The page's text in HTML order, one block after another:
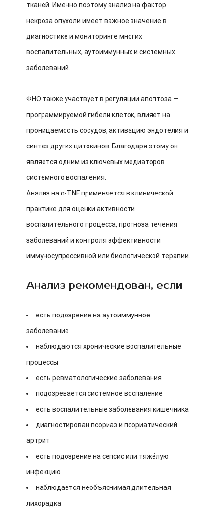
тканей. Именно поэтому анализ на фактор
некроза опухоли имеет важное значение в
диагностике и мониторинге многих
воспалительных, аутоиммунных и системных
заболеваний.
ФНО также участвует в регуляции апоптоза —
программируемой гибели клеток, влияет на
проницаемость сосудов, активацию эндотелия и
синтез других цитокинов. Благодаря этому он
является одним из ключевых медиаторов
системного воспаления.
Анализ на α-TNF применяется в клинической
практике для оценки активности
воспалительного процесса, прогноза течения
заболеваний и контроля эффективности
иммуносупрессивной или биологической терапии.
Анализ рекомендован, если
есть подозрение на аутоиммунное
заболевание
наблюдаются хронические воспалительные
процессы
есть ревматологические заболевания
подозревается системное воспаление
есть воспалительные заболевания кишечника
диагностирован псориаз и псориатический
артрит
есть подозрение на сепсис или тяжёлую
инфекцию
наблюдается необъяснимая длительная
лихорадка